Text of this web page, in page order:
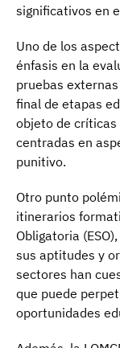
significativos en
Uno de los
énfasis en la
pruebas
final de etapas
objeto de
centradas en
punitivo.
Otro punto
itinerarios
Obligatoria
sus aptitudes y
sectores han
que puede
oportunidades